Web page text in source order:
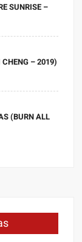
SUNRISE –
CHENG – 2019)
(BURN ALL